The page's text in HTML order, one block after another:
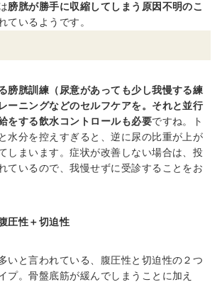
膀胱が勝手に収縮してしまう原因不明のこ
ているようです。
膀胱訓練（尿意があっても少し我慢する練
ーニングなどのセルフケアを。それと並行
をする飲水コントロールも必要ですね。ト
水分を控えすぎると、逆に尿の比重が上が
しまいます。症状が改善しない場合は、投
ているので、我慢せずに受診することをお
圧性＋切迫性
いと言われている、腹圧性と切迫性の２つ
プ。骨盤底筋が緩んでしまうことに加え